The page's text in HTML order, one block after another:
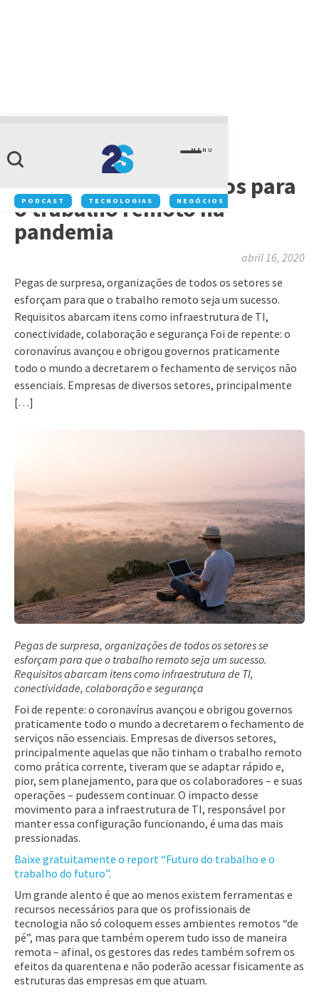
MENU
PODCAST TECNOLOGIAS NEGÓCIOS INOVAÇÃO
Infraestrutura de TI:
ferramentas e recursos para
o trabalho remoto na
pandemia
abril 16, 2020
Pegas de surpresa, organizações de todos os setores se
esforçam para que o trabalho remoto seja um sucesso.
Requisitos abarcam itens como infraestrutura de TI,
conectividade, colaboração e segurança Foi de repente: o
coronavírus avançou e obrigou governos praticamente
todo o mundo a decretarem o fechamento de serviços não
essenciais. Empresas de diversos setores, principalmente
[…]
Pegas de surpresa, organizações de todos os setores se
esforçam para que o trabalho remoto seja um sucesso.
Requisitos abarcam itens como infraestrutura de TI,
conectividade, colaboração e segurança
Foi de repente: o coronavírus avançou e obrigou governos
praticamente todo o mundo a decretarem o fechamento de
serviços não essenciais. Empresas de diversos setores,
principalmente aquelas que não tinham o trabalho remoto
como prática corrente, tiveram que se adaptar rápido e,
pior, sem planejamento, para que os colaboradores – e suas
operações – pudessem continuar. O impacto desse
movimento para a infraestrutura de TI, responsável por
manter essa configuração funcionando, é uma das mais
pressionadas.
Baixe gratuitamente o report “Futuro do trabalho e o
trabalho do futuro”.
Um grande alento é que ao menos existem ferramentas e
recursos necessários para que os profissionais de
tecnologia não só coloquem esses ambientes remotos “de
pé”, mas para que também operem tudo isso de maneira
remota – afinal, os gestores das redes também sofrem os
efeitos da quarentena e não poderão acessar fisicamente as
estruturas das empresas em que atuam.